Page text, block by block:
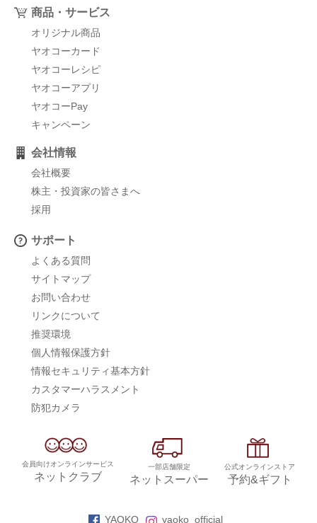
商品・サービス
オリジナル商品
ヤオコーカード
ヤオコーレシピ
ヤオコーアプリ
ヤオコーPay
キャンペーン
会社情報
会社概要
株主・投資家の皆さまへ
採用
サポート
よくある質問
サイトマップ
お問い合わせ
リンクについて
推奨環境
個人情報保護方針
情報セキュリティ基本方針
カスタマーハラスメント
防犯カメラ
会員向けオンラインサービス
ネットクラブ
一部店舗限定
ネットスーパー
公式オンラインストア
予約&ギフト
YAOKO yaoko_official